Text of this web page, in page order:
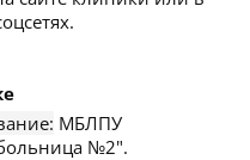
МБЛПУ
№2".